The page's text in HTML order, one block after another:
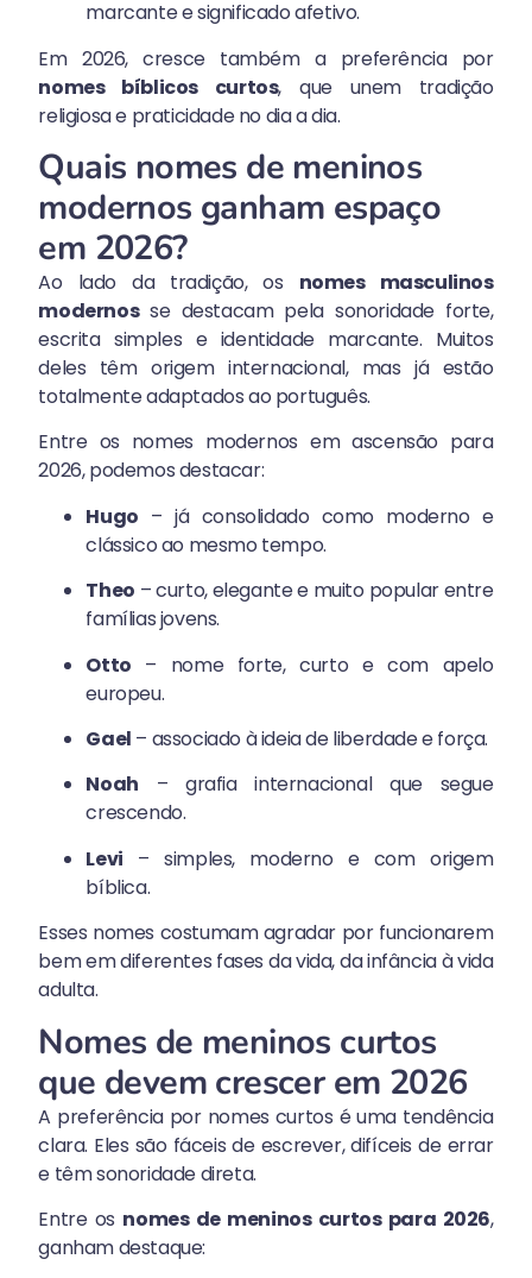
marcante e significado afetivo.
Em 2026, cresce também a preferência por
nomes bíblicos curtos, que unem tradição
religiosa e praticidade no dia a dia.
Quais nomes de meninos
modernos ganham espaço
em 2026?
Ao lado da tradição, os nomes masculinos
modernosse destacam pela sonoridade forte,
escrita simples e identidade marcante. Muitos
deles têm origem internacional, mas já estão
totalmente adaptados ao português.
Entre os nomes modernos em ascensão para
2026, podemos destacar:
Hugo – já consolidado como moderno e
clássico ao mesmo tempo.
Theo – curto, elegante e muito popular entre
famílias jovens.
Otto – nome forte, curto e com apelo
europeu.
Gael – associado à ideia de liberdade e força.
Noah – grafia internacional que segue
crescendo.
Levi – simples, moderno e com origem
bíblica.
Esses nomes costumam agradar por funcionarem
bem em diferentes fases da vida, da infância à vida
adulta.
Nomes de meninos curtos
que devem crescer em 2026
A preferência por nomes curtos é uma tendência
clara. Eles são fáceis de escrever, difíceis de errar
e têm sonoridade direta.
Entre os nomes de meninos curtos para 2026,
ganham destaque: